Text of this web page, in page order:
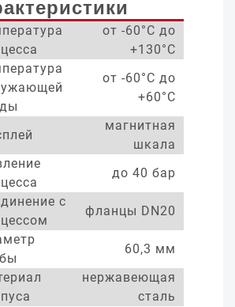
от -60°С до
+130°С
от -60°С до
+60°С
магнитная
шкала
до 40 бар
с
фланцы DN20
60,3 мм
нержавеющая
сталь